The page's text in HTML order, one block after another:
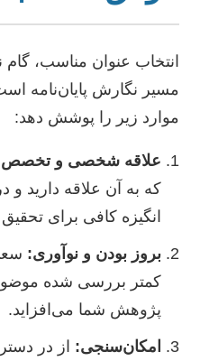
انتخاب عنوان مناسب،
مسیر نگارش پایان‌نامه
موارد زیر را پوشش دهد:
علاقه شخصی و
که به آن علاقه دارید و
انگیزه کافی برای
بروز بودن و نوآوری:
کمتر بررسی شده موضوع
پژوهش شما می‌افزاید.
امکان‌سنجی: از در